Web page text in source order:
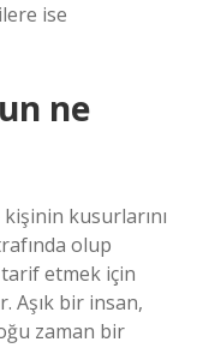
ise
ne
kusurlarını
olup
etmek için
Aşık bir insan,
zaman bir